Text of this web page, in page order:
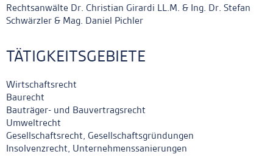
Rechtsanwälte Dr. Christian Girardi LL.M. & Ing. Dr. Stefan
Schwärzler & Mag. Daniel Pichler
TÄTIGKEITSGEBIETE
Wirtschaftsrecht
Baurecht
Bauträger- und Bauvertragsrecht
Umweltrecht
Gesellschaftsrecht, Gesellschaftsgründungen
Insolvenzrecht, Unternehmenssanierungen